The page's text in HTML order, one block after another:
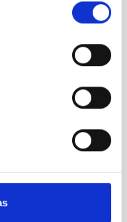
‘El Rincón
audiovisual a un